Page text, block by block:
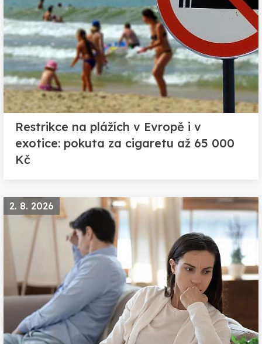
Restrikce na plážích v Evropě i v
exotice: pokuta za cigaretu až 65 000
Kč
2. 8. 2026